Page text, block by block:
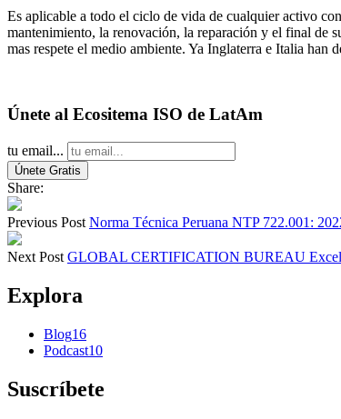
Es aplicable a todo el ciclo de vida de cualquier activo
mantenimiento, la renovación, la reparación y el final de
mas respete el medio ambiente. Ya Inglaterra e Italia han
Únete al Ecositema ISO de LatAm
tu email...
Share:
Previous Post Norma Técnica Peruana NTP 722.001:
Next Post GLOBAL CERTIFICATION BUREAU
Explora
Blog16
Podcast10
Suscríbete